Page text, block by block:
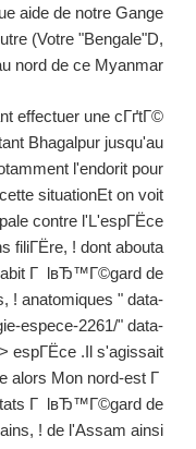
aide de notre Gange
(Votre "Bengale"D,
nord de ce Myanmar
effectuer une cГґtГ©
Bhagalpur jusqu'au
l'endorit pour
situationEt on voit
contre l'L'espГЁce
filiГЁre, ! dont abouta
Г lвЂ™Г©gard de
! anatomiques " data-
espece-2261/" data-
espГЁce .Il s'agissait
alors Mon nord-est Г
Г lвЂ™Г©gard de
! de l'Assam ainsi